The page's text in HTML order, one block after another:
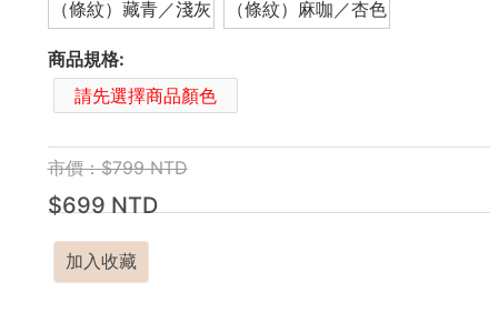
（條紋）藏青／淺灰 （條紋）麻咖／杏色
商品規格:
請先選擇商品顏色
市價：$799 NTD
$699 NTD
加入收藏